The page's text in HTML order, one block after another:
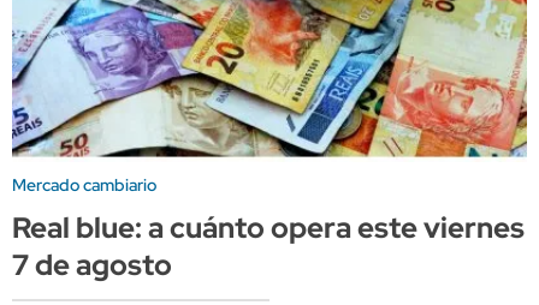
Mercado cambiario
Real blue: a cuánto opera este viernes
7 de agosto